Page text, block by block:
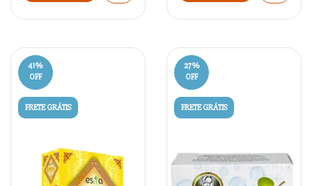
41%
OFF
FRETE GRÁTIS
27%
OFF
FRETE GRÁTIS